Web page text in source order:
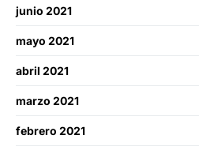
junio 2021
mayo 2021
abril 2021
marzo 2021
febrero 2021